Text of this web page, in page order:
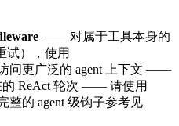
—— 对属于工具本身的
试），使用
问更广泛的 agent 上下文 ——
的 ReAct 轮次 —— 请使用
整的 agent 级钩子参考见